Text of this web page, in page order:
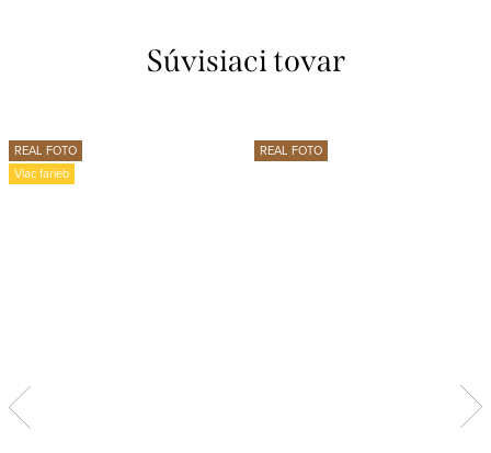
Súvisiaci tovar
REAL FOTO
Viac farieb
REAL FOTO